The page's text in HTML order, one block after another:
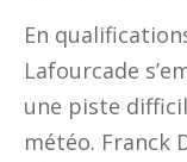
En
Lafourcade
une piste
météo. Franck